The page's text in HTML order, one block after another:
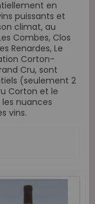
en
puissants et
climat, au
Combes, Clos
Renardes, Le
Corton-
Cru, sont
(seulement 2
Corton et le
nuances
vins.